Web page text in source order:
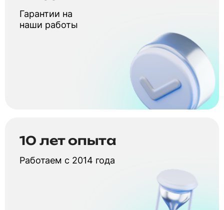
Гарантии на
наши работы
10 лет опыта
Работаем с 2014 года